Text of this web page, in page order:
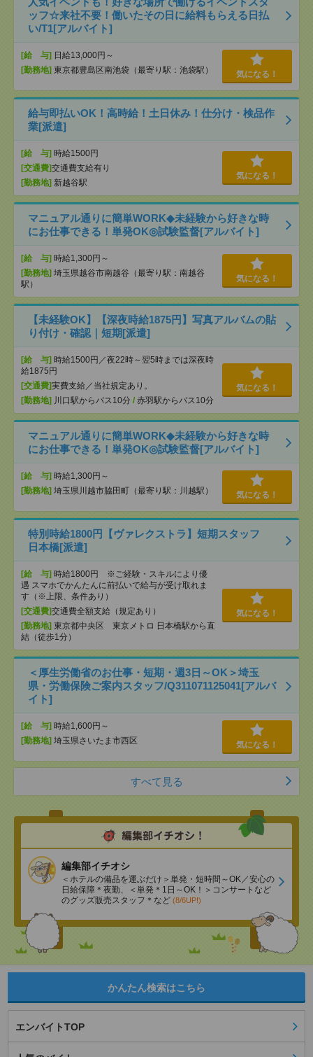
ッフ☆来社不要！働いたその日に給料もらえる日払
い/T1[アルバイト]
[給 与] 日給13,000円～
[勤務地] 東京都豊島区南池袋（最寄り駅：池袋駅） 気になる！
給与即払いOK！高時給！土日休み！仕分け・検品作
業[派遣]
[給 与] 時給1500円
[交通費]交通費支給有り
[勤務地] 新越谷駅
気になる！
マニュアル通りに簡単WORK◆未経験から好きな時
にお仕事できる！単発OK◎試験監督[アルバイト]
[給 与] 時給1,300円～
[勤務地] 埼玉県越谷市南越谷（最寄り駅：南越谷
駅）
気になる！
【未経験OK】【深夜時給1875円】写真アルバムの貼
り付け・確認｜短期[派遣]
[給 与] 時給1500円／夜22時～翌5時までは深夜時
給1875円
[交通費]実費支給／当社規定あり。
[勤務地] 川口駅からバス10分 / 赤羽駅からバス10分
気になる！
マニュアル通りに簡単WORK◆未経験から好きな時
にお仕事できる！単発OK◎試験監督[アルバイト]
[給 与] 時給1,300円～
[勤務地] 埼玉県川越市脇田町（最寄り駅：川越駅） 気になる！
特別時給1800円【ヴァレクストラ】短期スタッフ
日本橋[派遣]
[給 与] 時給1800円 ※ご経験・スキルにより優
遇 スマホでかんたんに前払いで給与が受け取れま
す（※上限、条件あり）
[交通費]交通費全額支給（規定あり）
[勤務地] 東京都中央区 東京メトロ 日本橋駅から直
結（徒歩1分）
気になる！
＜厚生労働省のお仕事・短期・週3日～OK＞埼玉
県・労働保険ご案内スタッフ/Q311071125041[アルバ
イト]
[給 与] 時給1,600円～
[勤務地] 埼玉県さいたま市西区 気になる！
すべて見る
編集部イチオシ
＜ホテルの備品を運ぶだけ＞単発・短時間～OK／安心の
日給保障＊夜勤、＜単発＊1日～OK！＞コンサートなど
のグッズ販売スタッフ＊など (8/6UP!)
かんたん検索はこちら
エンバイトTOP